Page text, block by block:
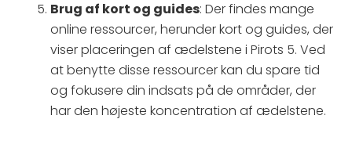
Brug af kort og guides: Der findes mange
online ressourcer, herunder kort og guides, der
viser placeringen af ædelstene i Pirots 5. Ved
at benytte disse ressourcer kan du spare tid
og fokusere din indsats på de områder, der
har den højeste koncentration af ædelstene.